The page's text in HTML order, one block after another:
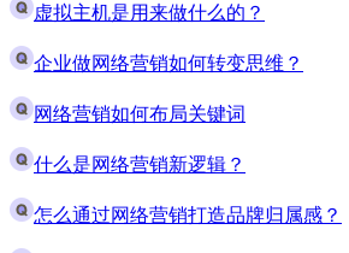
虚拟主机是用来做什么的？
企业做网络营销如何转变思维？
网络营销如何布局关键词
什么是网络营销新逻辑？
怎么通过网络营销打造品牌归属感？